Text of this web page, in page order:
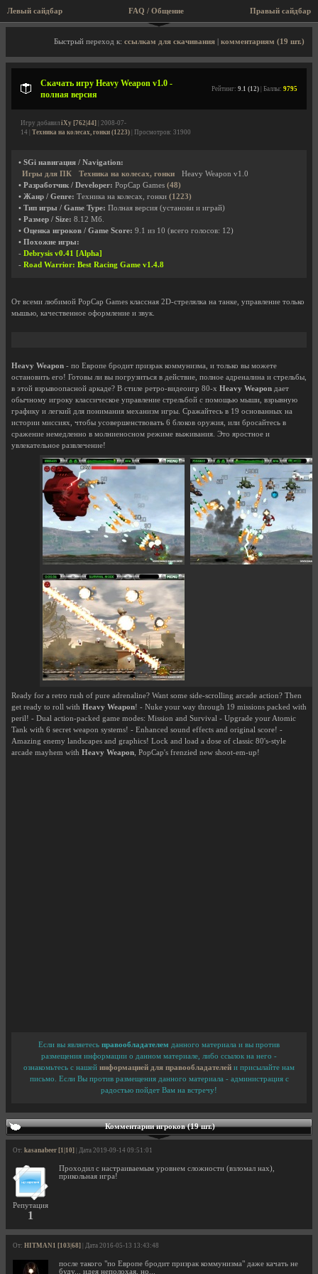
Левый сайдбар Правый сайдбар
FAQ / Общение
Описание игры, скриншоты, видео
Быстрый переход к: ссылкам для скачивания комментариям (19 шт.)
Скачать игру Heavy Weapon v1.0 -
полная версия
Рейтинг: 9.1 (12) | Баллы: 9795
Игру добавил iXy [762|44] | 2008-07-
14 | Техника на колесах, гонки (1223) | Просмотров: 31900
• SGi навигация / Navigation:
Игры для ПК
Техника на колесах, гонки
Heavy Weapon v1.0
• Разработчик / Developer: PopCap Games (48)
• Жанр / Genre: Техника на колесах, гонки (1223)
• Тип игры / Game Type: Полная версия (установи и играй)
• Размер / Size: 8.12 Мб.
• Оценка игроков / Game Score: 9.1 из 10 (всего голосов: 12)
• Похожие игры:
- Debrysis v0.41 [Alpha]
- Road Warrior: Best Racing Game v1.4.8
От всеми любимой PopCap Games классная 2D-стрелялка на танке, управление только
мышью, качественное оформление и звук.
Heavy Weapon - по Европе бродит призрак коммунизма, и только вы можете
остановить его! Готовы ли вы погрузиться в действие, полное адреналина и стрельбы,
в этой взрывоопасной аркаде? В стиле ретро-видеоигр 80-х Heavy Weapon дает
обычному игроку классическое управление стрельбой с помощью мыши, взрывную
графику и легкий для понимания механизм игры. Сражайтесь в 19 основанных на
истории миссиях, чтобы усовершенствовать 6 блоков оружия, или бросайтесь в
сражение немедленно в молниеносном режиме выживания. Это яростное и
увлекательное развлечение!
Ready for a retro rush of pure adrenaline? Want some side-scrolling arcade action? Then
get ready to roll with Heavy Weapon! - Nuke your way through 19 missions packed with
peril! - Dual action-packed game modes: Mission and Survival - Upgrade your Atomic
Tank with 6 secret weapon systems! - Enhanced sound effects and original score! -
Amazing enemy landscapes and graphics! Lock and load a dose of classic 80's-style
arcade mayhem with Heavy Weapon , PopCap's frenzied new shoot-em-up!
Если вы являетесь правообладателем данного материала и вы против
размещения информации о данном материале, либо ссылок на него -
ознакомьтесь с нашей информацией для правообладателей и присылайте нам
письмо. Если Вы против размещения данного материала - администрация с
радостью пойдет Вам на встречу!
Комментарии игроков (19 шт.)
От: kasanabeer [1|10] | Дата 2019-09-14 09:51:01
Репутация
1
Проходил с настраиваемым уровнем сложности (взломал нах),
прикольная игра!
От: HITMAN1 [103|68] | Дата 2016-05-13 13:43:48
после такого "по Европе бродит призрак коммунизма" даже качать не
буду... идея неполохая, но...